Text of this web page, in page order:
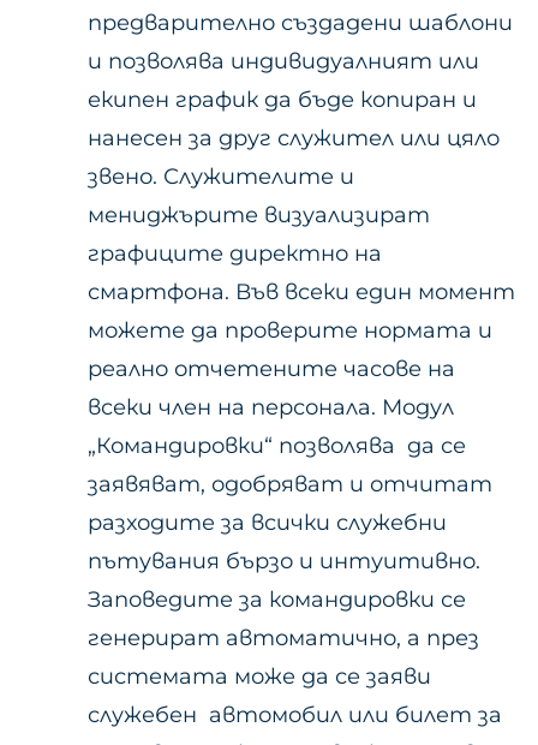
предварително създадени шаблони
и позволява индивидуалният или
екипен график да бъде копиран и
нанесен за друг служител или цяло
звено. Служителите и
мениджърите визуализират
графиците директно на
смартфона. Във всеки един момент
можете да проверите нормата и
реално отчетените часове на
всеки член на персонала. Модул
„Командировки“ позволява да се
заявяват, одобряват и отчитат
разходите за всички служебни
пътувания бързо и интуитивно.
Заповедите за командировки се
генерират автоматично, а през
системата може да се заяви
служебен автомобил или билет за